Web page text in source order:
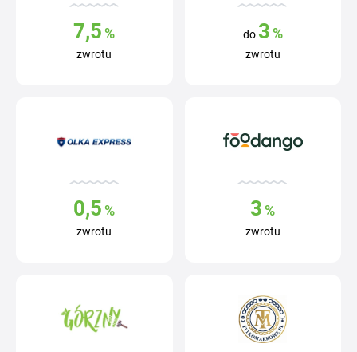
7,5 %
zwrotu
do 3%
zwrotu
0,5 %
zwrotu
3 %
zwrotu